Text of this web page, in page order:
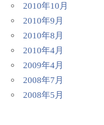
2010年10月
2010年9月
2010年8月
2010年4月
2009年4月
2008年7月
2008年5月